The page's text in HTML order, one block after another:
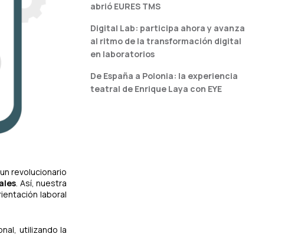
revolucionario
. Así, nuestra
laboral
utilizando la
abrió EURES TMS
Digital Lab: participa ahora y avanza
al ritmo de la transformación digital
en laboratorios
De España a Polonia: la experiencia
teatral de Enrique Laya con EYE